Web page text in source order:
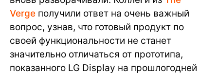
Verge получили ответ на очень важный
вопрос, узнав, что готовый продукт по
своей функциональности не станет
значительно отличаться от прототипа,
показанного LG Display на прошлогодней